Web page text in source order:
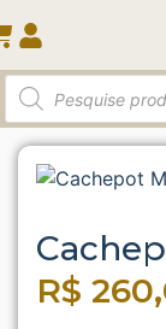
Início
R$